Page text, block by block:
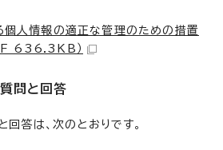
個人情報の適正な管理のための措置
636.3KB）
問と回答
答は、次のとおりです。